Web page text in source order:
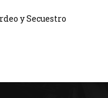
y Secuestro